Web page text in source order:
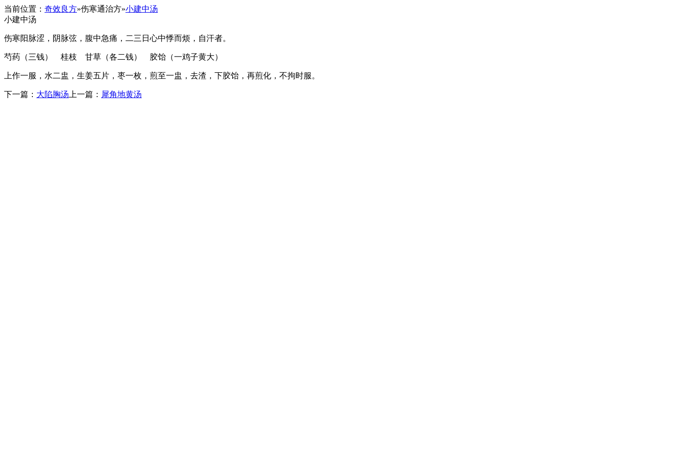
当前位置： 奇效良方»伤寒通治方»小建中汤
小建中汤
伤寒阳脉涩，阴脉弦，腹中急痛，二三日心中悸而烦，自汗者。
芍药（三钱） 桂枝 甘草（各二钱） 胶饴（一鸡子黄大）
上作一服，水二盅，生姜五片，枣一枚，煎至一盅，去渣，下胶饴，再煎化，不拘时服。
下一篇： 大陷胸汤 上一篇： 犀角地黄汤